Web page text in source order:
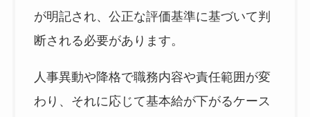
が明記され、公正な評価基準に基づいて判
断される必要があります。
人事異動や降格で職務内容や責任範囲が変
わり、それに応じて基本給が下がるケース